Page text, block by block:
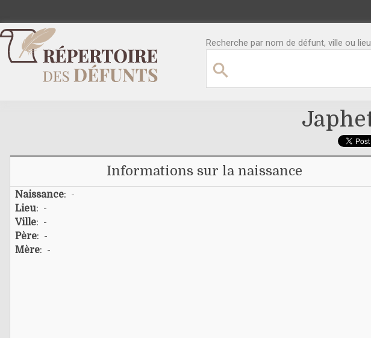
Recherche par nom de défunt, ville ou lieu
Informations sur la naissance
Naissance: -
Lieu: -
Ville: -
Père: -
Mère: -